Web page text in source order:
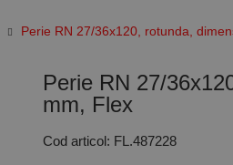
Perie RN 27/36x120, rotunda,
Perie RN 27/
mm, Flex
Cod articol: FL.487228